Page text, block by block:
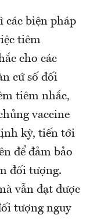
các biện pháp
tiêm
cho các
cứ số đối
tiêm nhắc,
vaccine
kỳ, tiến tới
để đảm bảo
đối tượng.
vẫn đạt được
tượng nguy